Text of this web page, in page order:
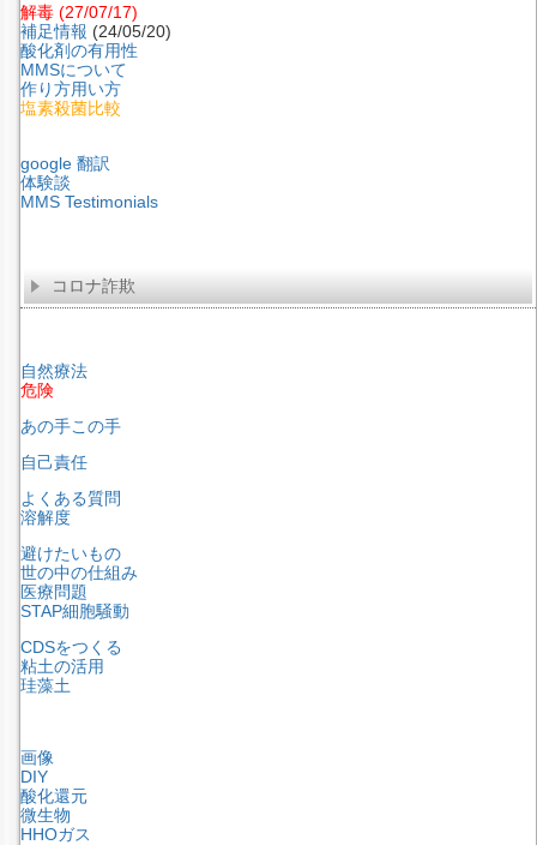
解毒 (27/07/17)
補足情報 (24/05/20)
酸化剤の有用性
MMSについて
作り方用い方
塩素殺菌比較
google 翻訳
体験談
MMS Testimonials
コロナ詐欺
自然療法
危険
あの手この手
自己責任
よくある質問
溶解度
避けたいもの
世の中の仕組み
医療問題
STAP細胞騒動
CDSをつくる
粘土の活用
珪藻土
画像
DIY
酸化還元
微生物
HHOガス